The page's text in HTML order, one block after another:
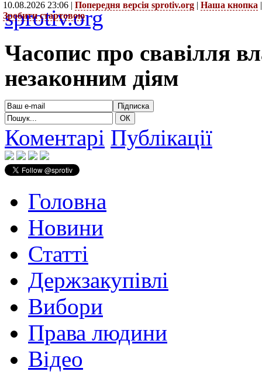
10.08.2026 23:06 | Попередня версія sprotiv.org | Наша кнопка
Зробити стартовою
sprotiv.org
Часопис про свавілля
незаконним діям
Коментарі Публікації
Головна
Новини
Статті
Держзакупівлі
Вибори
Права людини
Відео